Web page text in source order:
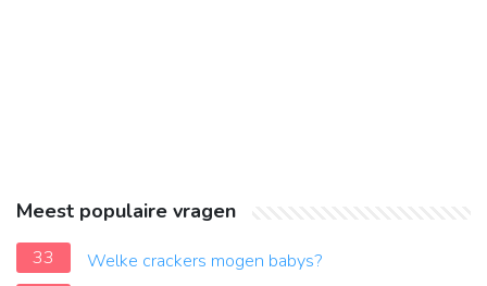
Meest populaire vragen
33
Welke crackers mogen babys?